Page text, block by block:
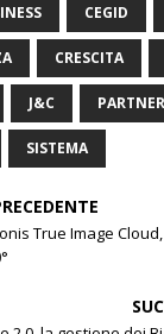
CEGID
CRESCITA
J&C
SISTEMA
True Image